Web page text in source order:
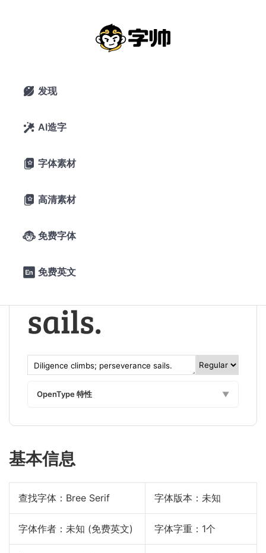
 发现
 AI造字
 字体素材
 高清素材
 免费字体
 免费英文
Bree Serif
6喜欢
字体预览
Diligence
climbs;
perseverance
sails.
OpenType 特性 ▼
基本信息
查找字体： Bree Serif 字体版本：未知
字体作者：未知 (免费英文) 字体字重：1个